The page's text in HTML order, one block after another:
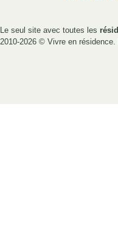
Le seul site avec toutes les
2010-2026 © Vivre en résidence